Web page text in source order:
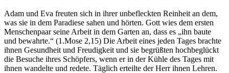
Adam und Eva freuten sich in ihrer unbefleckten Reinheit an dem,
was sie in dem Paradiese sahen und hörten. Gott wies dem ersten
Menschenpaar seine Arbeit in dem Garten an, dass es „ihn baute
und bewahrte.“ (1.Mose 2,15) Die Arbeit eines jeden Tages brachte
ihnen Gesundheit und Freudigkeit und sie begrüßten hochbeglückt
die Besuche ihres Schöpfers, wenn er in der Kühle des Tages mit
ihnen wandelte und redete. Täglich erteilte der Herr ihnen Lehren.